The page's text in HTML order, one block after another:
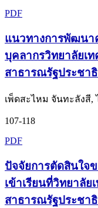
PDF
แนวทางการพัฒน
บุคลากรวิทยาลัยเ
สาธารณรัฐประชา
เพ็ดสะไหม จันทะลังสี
107-118
PDF
ปัจจัยการตัดสินใจ
เข้าเรียนที่วิทยาลั
สาธารณรัฐประชา